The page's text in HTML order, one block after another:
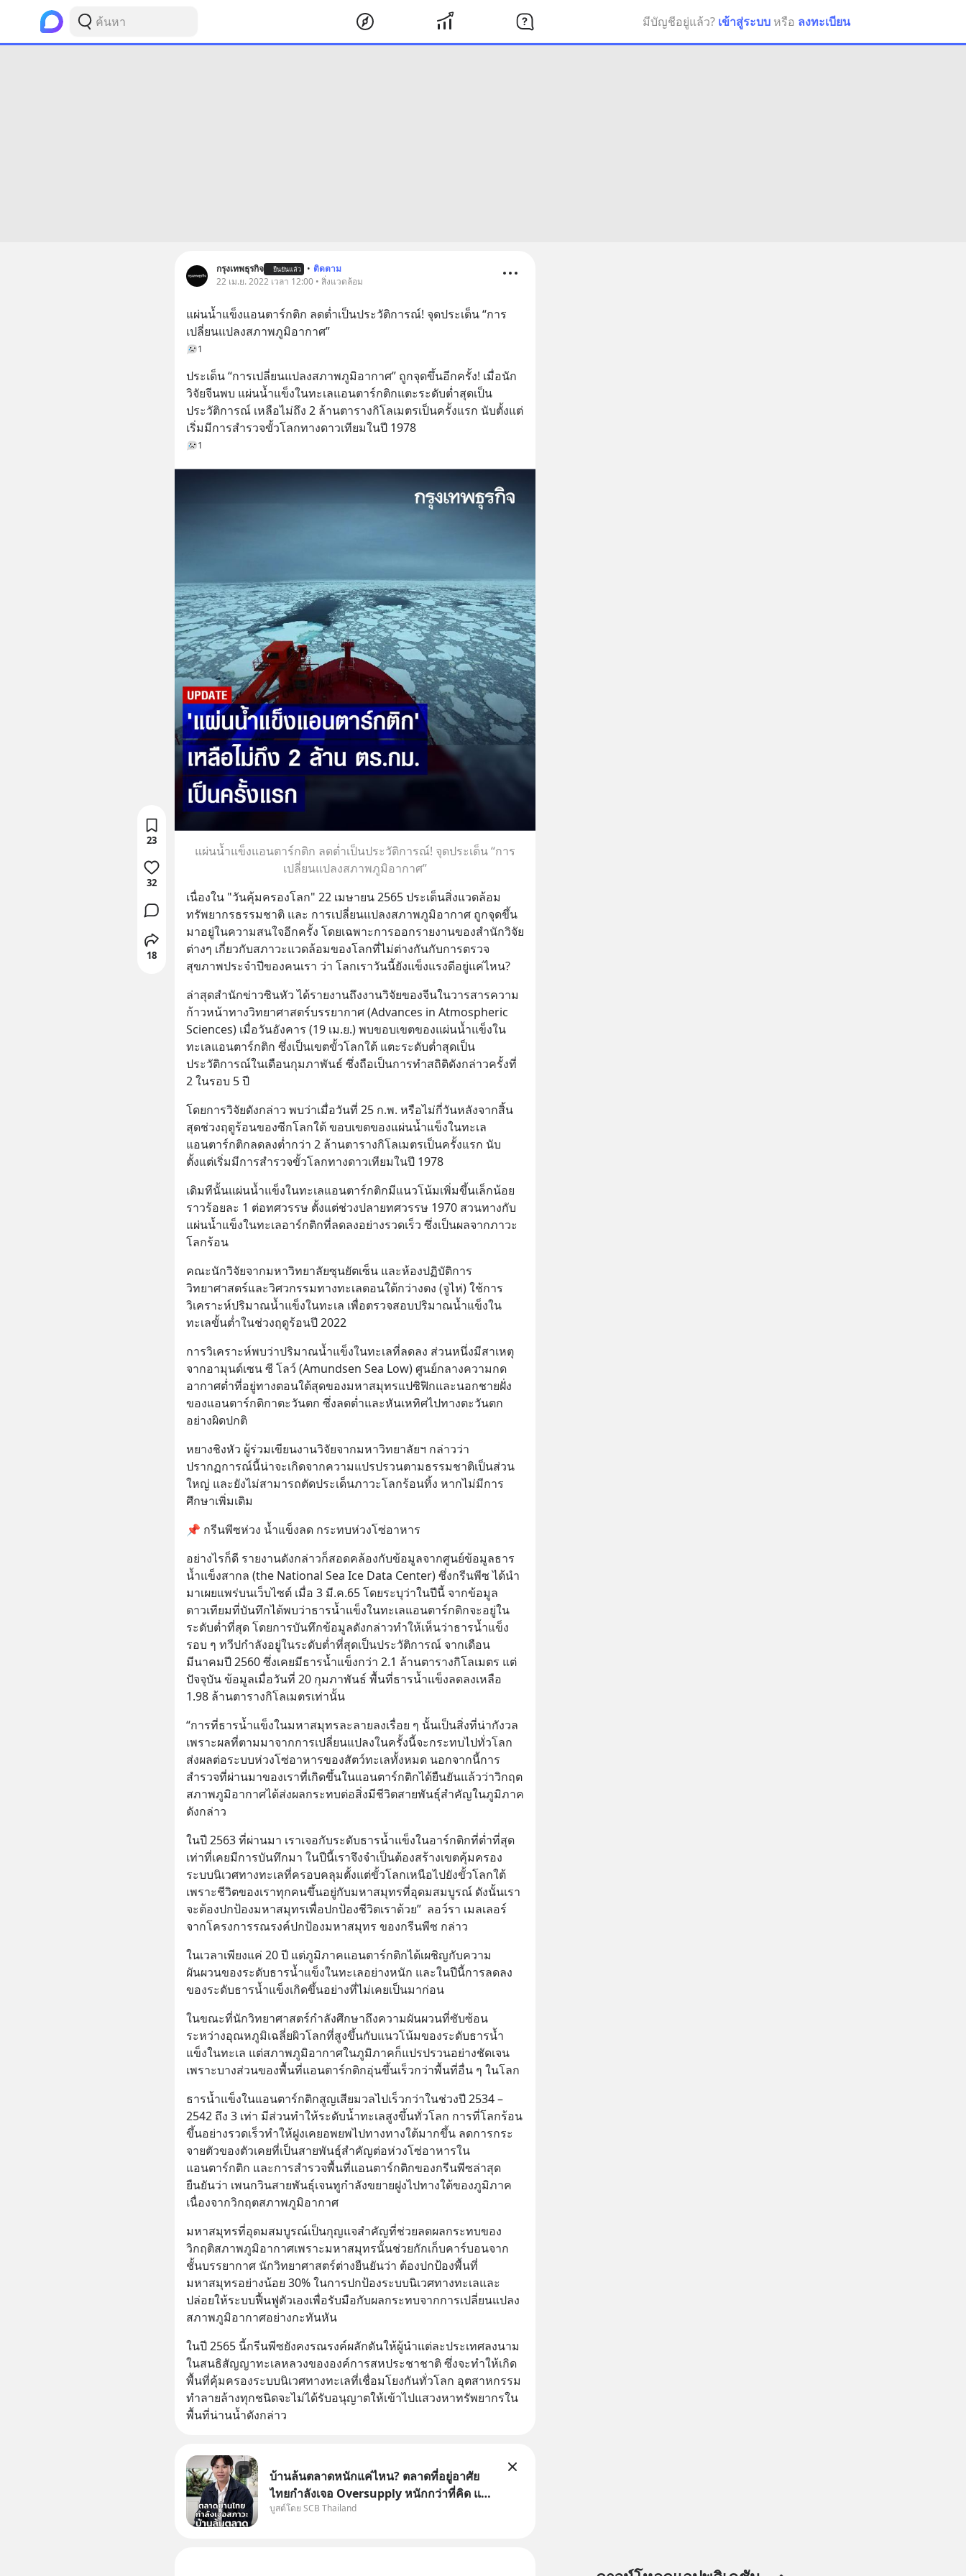
มีบัญชีอยู่แล้ว? เข้าสู่ระบบ หรือ ลงทะเบียน
กรุงเทพธุรกิจ ยืนยันแล้ว • ติดตาม
22 เม.ย. 2022 เวลา 12:00 • สิ่งแวดล้อม
แผ่นน้ำแข็งแอนตาร์กติก ลดต่ำเป็นประวัติการณ์! จุดประเด็น “การ
เปลี่ยนแปลงสภาพภูมิอากาศ”
1
ประเด็น “การเปลี่ยนแปลงสภาพภูมิอากาศ” ถูกจุดขึ้นอีกครั้ง! เมื่อนัก
วิจัยจีนพบ แผ่นน้ำแข็งในทะเลแอนตาร์กติกแตะระดับต่ำสุดเป็น
ประวัติการณ์ เหลือไม่ถึง 2 ล้านตารางกิโลเมตรเป็นครั้งแรก นับตั้งแต่
เริ่มมีการสำรวจขั้วโลกทางดาวเทียมในปี 1978
1
แผ่นน้ำแข็งแอนตาร์กติก ลดต่ำเป็นประวัติการณ์! จุดประเด็น “การ
เปลี่ยนแปลงสภาพภูมิอากาศ”
เนื่องใน "วันคุ้มครองโลก" 22 เมษายน 2565 ประเด็นสิ่งแวดล้อม
ทรัพยากรธรรมชาติ และ การเปลี่ยนแปลงสภาพภูมิอากาศ ถูกจุดขึ้น
มาอยู่ในความสนใจอีกครั้ง โดยเฉพาะการออกรายงานของสำนักวิจัย
ต่างๆ เกี่ยวกับสภาวะแวดล้อมของโลกที่ไม่ต่างกันกับการตรวจ
สุขภาพประจำปีของคนเรา ว่า โลกเราวันนี้ยังแข็งแรงดีอยู่แค่ไหน?
ล่าสุดสำนักข่าวซินหัว ได้รายงานถึงงานวิจัยของจีนในวารสารความ
ก้าวหน้าทางวิทยาศาสตร์บรรยากาศ (Advances in Atmospheric
Sciences) เมื่อวันอังคาร (19 เม.ย.) พบขอบเขตของแผ่นน้ำแข็งใน
ทะเลแอนตาร์กติก ซึ่งเป็นเขตขั้วโลกใต้ แตะระดับต่ำสุดเป็น
ประวัติการณ์ในเดือนกุมภาพันธ์ ซึ่งถือเป็นการทำสถิติดังกล่าวครั้งที่
2 ในรอบ 5 ปี
โดยการวิจัยดังกล่าว พบว่าเมื่อวันที่ 25 ก.พ. หรือไม่กี่วันหลังจากสิ้น
สุดช่วงฤดูร้อนของซีกโลกใต้ ขอบเขตของแผ่นน้ำแข็งในทะเล
แอนตาร์กติกลดลงต่ำกว่า 2 ล้านตารางกิโลเมตรเป็นครั้งแรก นับ
ตั้งแต่เริ่มมีการสำรวจขั้วโลกทางดาวเทียมในปี 1978
เดิมทีนั้นแผ่นน้ำแข็งในทะเลแอนตาร์กติกมีแนวโน้มเพิ่มขึ้นเล็กน้อย
ราวร้อยละ 1 ต่อทศวรรษ ตั้งแต่ช่วงปลายทศวรรษ 1970 สวนทางกับ
แผ่นน้ำแข็งในทะเลอาร์กติกที่ลดลงอย่างรวดเร็ว ซึ่งเป็นผลจากภาวะ
โลกร้อน
คณะนักวิจัยจากมหาวิทยาลัยซุนยัตเซ็น และห้องปฏิบัติการ
วิทยาศาสตร์และวิศวกรรมทางทะเลตอนใต้กว่างตง (จูไห่) ใช้การ
วิเคราะห์ปริมาณน้ำแข็งในทะเล เพื่อตรวจสอบปริมาณน้ำแข็งใน
ทะเลขั้นต่ำในช่วงฤดูร้อนปี 2022
การวิเคราะห์พบว่าปริมาณน้ำแข็งในทะเลที่ลดลง ส่วนหนึ่งมีสาเหตุ
จากอามุนด์เซน ซี โลว์ (Amundsen Sea Low) ศูนย์กลางความกด
อากาศต่ำที่อยู่ทางตอนใต้สุดของมหาสมุทรแปซิฟิกและนอกชายฝั่ง
ของแอนตาร์กติกาตะวันตก ซึ่งลดต่ำและหันเหทิศไปทางตะวันตก
อย่างผิดปกติ
หยางชิงหัว ผู้ร่วมเขียนงานวิจัยจากมหาวิทยาลัยฯ กล่าวว่า
ปรากฏการณ์นี้น่าจะเกิดจากความแปรปรวนตามธรรมชาติเป็นส่วน
ใหญ่ และยังไม่สามารถตัดประเด็นภาวะโลกร้อนทิ้ง หากไม่มีการ
ศึกษาเพิ่มเติม
📌 กรีนพีซห่วง น้ำแข็งลด กระทบห่วงโซ่อาหาร
อย่างไรก็ดี รายงานดังกล่าวก็สอดคล้องกับข้อมูลจากศูนย์ข้อมูลธาร
น้ำแข็งสากล (the National Sea Ice Data Center) ซึ่งกรีนพีซ ได้นำ
มาเผยแพร่บนเว็บไซต์ เมื่อ 3 มี.ค.65 โดยระบุว่าในปีนี้ จากข้อมูล
ดาวเทียมที่บันทึกได้พบว่าธารน้ำแข็งในทะเลแอนตาร์กติกจะอยู่ใน
ระดับต่ำที่สุด โดยการบันทึกข้อมูลดังกล่าวทำให้เห็นว่าธารน้ำแข็ง
รอบ ๆ ทวีปกำลังอยู่ในระดับต่ำที่สุดเป็นประวัติการณ์ จากเดือน
มีนาคมปี 2560 ซึ่งเคยมีธารน้ำแข็งกว่า 2.1 ล้านตารางกิโลเมตร แต่
ปัจจุบัน ข้อมูลเมื่อวันที่ 20 กุมภาพันธ์ พื้นที่ธารน้ำแข็งลดลงเหลือ
1.98 ล้านตารางกิโลเมตรเท่านั้น
“การที่ธารน้ำแข็งในมหาสมุทรละลายลงเรื่อย ๆ นั้นเป็นสิ่งที่น่ากังวล
เพราะผลที่ตามมาจากการเปลี่ยนแปลงในครั้งนี้จะกระทบไปทั่วโลก
ส่งผลต่อระบบห่วงโซ่อาหารของสัตว์ทะเลทั้งหมด นอกจากนี้การ
สำรวจที่ผ่านมาของเราที่เกิดขึ้นในแอนตาร์กติกได้ยืนยันแล้วว่าวิกฤต
สภาพภูมิอากาศได้ส่งผลกระทบต่อสิ่งมีชีวิตสายพันธุ์สำคัญในภูมิภาค
ดังกล่าว
ในปี 2563 ที่ผ่านมา เราเจอกับระดับธารน้ำแข็งในอาร์กติกที่ต่ำที่สุด
เท่าที่เคยมีการบันทึกมา ในปีนี้เราจึงจำเป็นต้องสร้างเขตคุ้มครอง
ระบบนิเวศทางทะเลที่ครอบคลุมตั้งแต่ขั้วโลกเหนือไปยังขั้วโลกใต้
เพราะชีวิตของเราทุกคนขึ้นอยู่กับมหาสมุทรที่อุดมสมบูรณ์ ดังนั้นเรา
จะต้องปกป้องมหาสมุทรเพื่อปกป้องชีวิตเราด้วย”  ลอว์รา เมลเลอร์
จากโครงการรณรงค์ปกป้องมหาสมุทร ของกรีนพีซ กล่าว
ในเวลาเพียงแค่ 20 ปี แต่ภูมิภาคแอนตาร์กติกได้เผชิญกับความ
ผันผวนของระดับธารน้ำแข็งในทะเลอย่างหนัก และในปีนี้การลดลง
ของระดับธารน้ำแข็งเกิดขึ้นอย่างที่ไม่เคยเป็นมาก่อน
ในขณะที่นักวิทยาศาสตร์กำลังศึกษาถึงความผันผวนที่ซับซ้อน
ระหว่างอุณหภูมิเฉลี่ยผิวโลกที่สูงขึ้นกับแนวโน้มของระดับธารน้ำ
แข็งในทะเล แต่สภาพภูมิอากาศในภูมิภาคก็แปรปรวนอย่างชัดเจน
เพราะบางส่วนของพื้นที่แอนตาร์กติกอุ่นขึ้นเร็วกว่าพื้นที่อื่น ๆ ในโลก
ธารน้ำแข็งในแอนตาร์กติกสูญเสียมวลไปเร็วกว่าในช่วงปี 2534 –
2542 ถึง 3 เท่า มีส่วนทำให้ระดับน้ำทะเลสูงขึ้นทั่วโลก การที่โลกร้อน
ขึ้นอย่างรวดเร็วทำให้ฝูงเคยอพยพไปทางทางใต้มากขึ้น ลดการกระ
จายตัวของตัวเคยที่เป็นสายพันธุ์สำคัญต่อห่วงโซ่อาหารใน
แอนตาร์กติก และการสำรวจพื้นที่แอนตาร์กติกของกรีนพีซล่าสุด
ยืนยันว่า เพนกวินสายพันธุ์เจนทูกำลังขยายฝูงไปทางใต้ของภูมิภาค
เนื่องจากวิกฤตสภาพภูมิอากาศ
มหาสมุทรที่อุดมสมบูรณ์เป็นกุญแจสำคัญที่ช่วยลดผลกระทบของ
วิกฤติสภาพภูมิอากาศเพราะมหาสมุทรนั้นช่วยกักเก็บคาร์บอนจาก
ชั้นบรรยากาศ นักวิทยาศาสตร์ต่างยืนยันว่า ต้องปกป้องพื้นที่
มหาสมุทรอย่างน้อย 30% ในการปกป้องระบบนิเวศทางทะเลและ
ปล่อยให้ระบบฟื้นฟูตัวเองเพื่อรับมือกับผลกระทบจากการเปลี่ยนแปลง
สภาพภูมิอากาศอย่างกะทันหัน
ในปี 2565 นี้กรีนพีซยังคงรณรงค์ผลักดันให้ผู้นำแต่ละประเทศลงนาม
ในสนธิสัญญาทะเลหลวงขององค์การสหประชาชาติ ซึ่งจะทำให้เกิด
พื้นที่คุ้มครองระบบนิเวศทางทะเลที่เชื่อมโยงกันทั่วโลก อุตสาหกรรม
ทำลายล้างทุกชนิดจะไม่ได้รับอนุญาตให้เข้าไปแสวงหาทรัพยากรใน
พื้นที่น่านน้ำดังกล่าว
23
32
18
บ้านล้นตลาดหนักแค่ไหน? ตลาดที่อยู่อาศัย
ไทยกำลังเจอ Oversupply หนักกว่าที่คิด และ
ปัญหานี้อาจไม่ได้จบแค่เรื่องเศรษฐกิจ
บูสต์โดย SCB Thailand